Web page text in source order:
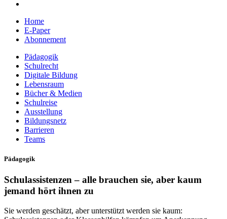
Home
E-Paper
Abonnement
Pädagogik
Schulrecht
Digitale Bildung
Lebensraum
Bücher & Medien
Schulreise
Ausstellung
Bildungsnetz
Barrieren
Teams
Pädagogik
Schulassistenzen – alle brauchen sie, aber kaum
jemand hört ihnen zu
Sie werden geschätzt, aber unterstützt werden sie kaum: